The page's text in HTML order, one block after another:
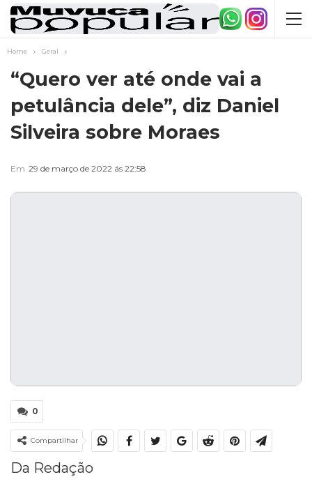
Home Geral
“Quero ver até onde vai a
petulância dele”, diz Daniel
Silveira sobre Moraes
Em 29 de março de 2022 ás 22:58
0
Compartilhar
Da Redação